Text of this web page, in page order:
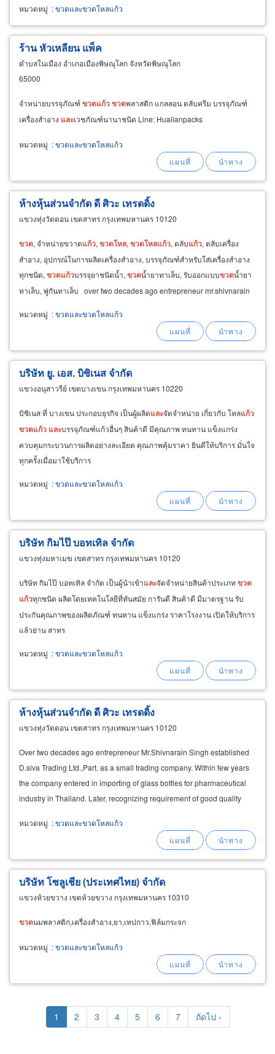
หมวดหมู่ :ขวดและขวดโหลแก้ว
ร้าน หัวเหลียน แพ็ค
ตำบลในเมือง อำเภอเมืองพิษณุโลก จังหวัดพิษณุโลก
65000
จำหน่ายบรรจุภัณฑ์ขวดแก้วขวดพลาสติก แกลลอน ตลับครีม บรรจุภัณฑ์
เครื่องสำอาง และเวชภัณฑ์นานาชนิด Line: Hualianpacks
หมวดหมู่ :ขวดและขวดโหลแก้ว
ห้างหุ้นส่วนจำกัด ดี ศิวะ เทรดดิ้ง
แขวงทุ่งวัดดอน เขตสาทร กรุงเทพมหานคร 10120
ขวด, จำหน่ายขวาดแก้ว, ขวดโหล, ขวดโหลแก้ว, ตลับแก้ว, ตลับเครื่อง
สำอาง, อุปกรณ์ในการผลิตเครื่องสำอาง, บรรจุภัณฑ์สำหรับใส่เครื่องสำอาง
ทุกชนิด, ขวดแก้วบรรจุยาชนิดน้ำ, ขวดน้ำยาทาเล็บ, รับออกแบบขวดน้ำยา
ทาเล็บ, พู่กันทาเล็บ over two decades ago entrepreneur mr.shivnarain
หมวดหมู่ :ขวดและขวดโหลแก้ว
บริษัท ยู. เอส. บิซิเนส จำกัด
แขวงอนุสาวรีย์ เขตบางเขน กรุงเทพมหานคร 10220
บิซิเนส ที่ บางเขน ประกอบธุรกิจ เป็นผู้ผลิตและจัดจำหน่าย เกี่ยวกับ โหลแก้ว
ขวดแก้ว และบรรจุภัณฑ์แก้วอื่นๆ สินค้าดี มีคุณภาพ ทนทาน แข็งแกร่ง
ควบคุมกระบวนการผลิตอย่างละเอียด คุณภาพคุ้มราคา ยินดีให้บริการ มั่นใจ
ทุกครั้งเมื่อมาใช้บริการ
หมวดหมู่ :ขวดและขวดโหลแก้ว
บริษัท กิมไป๊ บอทเทิล จำกัด
แขวงทุ่งมหาเมฆ เขตสาทร กรุงเทพมหานคร 10120
บริษัท กิมไป๊ บอทเทิล จำกัด เป็นผู้นำเข้าและจัดจำหน่ายสินค้าประเภท ขวด
แก้วทุกชนิด ผลิตโดยเทคโนโลยีที่ทันสมัย การันตี สินค้าดี มีมาตรฐาน รับ
ประกันคุณภาพของผลิตภัณฑ์ ทนทาน แข็งแกร่ง ราคาโรงงาน เปิดให้บริการ
แล้วย่าน สาทร
หมวดหมู่ :ขวดและขวดโหลแก้ว
ห้างหุ้นส่วนจำกัด ดี ศิวะ เทรดดิ้ง
แขวงทุ่งวัดดอน เขตสาทร กรุงเทพมหานคร 10120
Over two decades ago entrepreneur Mr.Shivnarain Singh established
D.siva Trading Ltd.,Part. as a small trading company. Within few years
the company entered in importing of glass bottles for pharmaceutical
industry in Thailand. Later, recognizing requirement of good quality
หมวดหมู่ :ขวดและขวดโหลแก้ว
บริษัท โซลูเชีย (ประเทศไทย) จำกัด
แขวงห้วยขวาง เขตห้วยขวาง กรุงเทพมหานคร 10310
ขวดนมพลาสติก,เครื่องสำอาง,ยา,เทปกาว,ฟิล์มกระจก
หมวดหมู่ :ขวดและขวดโหลแก้ว
Pagination
Current
page
1 Page
2 Page
3 Page
4 Page
5 Page
6 Page
7
Next
page
ถัดไป ›